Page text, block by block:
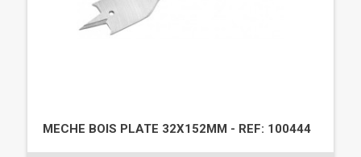
MECHE BOIS PLATE 32X152MM - REF: 100444